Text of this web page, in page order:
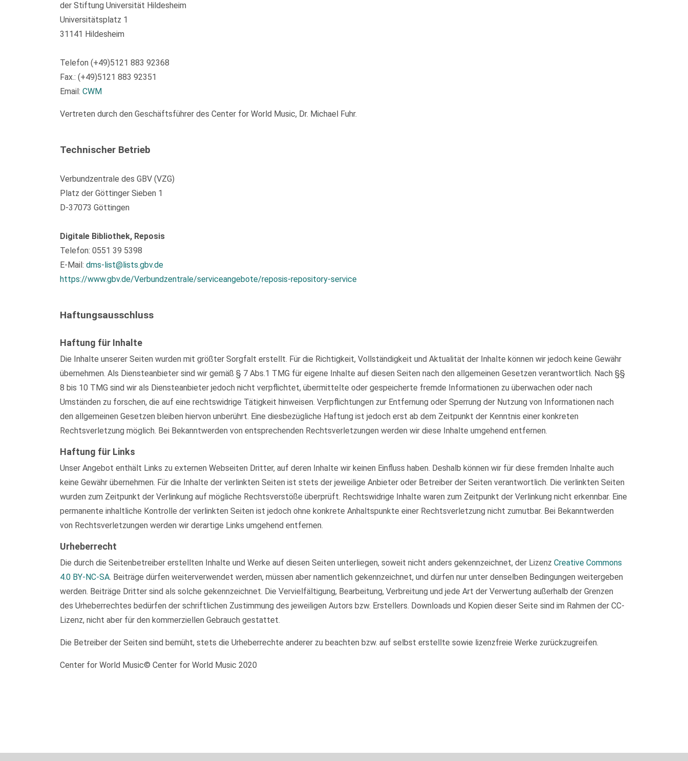
der Stiftung Universität Hildesheim
Universitätsplatz 1
31141 Hildesheim
Telefon (+49)5121 883 92368
Fax.: (+49)5121 883 92351
Email: CWM
Vertreten durch den Geschäftsführer des Center for World Music, Dr. Michael Fuhr.
Technischer Betrieb
Verbundzentrale des GBV (VZG)
Platz der Göttinger Sieben 1
D-37073 Göttingen
Digitale Bibliothek, Reposis
Telefon: 0551 39 5398
E-Mail: dms-list@lists.gbv.de
https://www.gbv.de/Verbundzentrale/serviceangebote/reposis-repository-service
Haftungsausschluss
Haftung für Inhalte
Die Inhalte unserer Seiten wurden mit größter Sorgfalt erstellt. Für die Richtigkeit, Vollständigkeit und Aktualität der Inhalte können wir jedoch keine Gewähr
übernehmen. Als Diensteanbieter sind wir gemäß § 7 Abs.1 TMG für eigene Inhalte auf diesen Seiten nach den allgemeinen Gesetzen verantwortlich. Nach §§
8 bis 10 TMG sind wir als Diensteanbieter jedoch nicht verpflichtet, übermittelte oder gespeicherte fremde Informationen zu überwachen oder nach
Umständen zu forschen, die auf eine rechtswidrige Tätigkeit hinweisen. Verpflichtungen zur Entfernung oder Sperrung der Nutzung von Informationen nach
den allgemeinen Gesetzen bleiben hiervon unberührt. Eine diesbezügliche Haftung ist jedoch erst ab dem Zeitpunkt der Kenntnis einer konkreten
Rechtsverletzung möglich. Bei Bekanntwerden von entsprechenden Rechtsverletzungen werden wir diese Inhalte umgehend entfernen.
Haftung für Links
Unser Angebot enthält Links zu externen Webseiten Dritter, auf deren Inhalte wir keinen Einfluss haben. Deshalb können wir für diese fremden Inhalte auch
keine Gewähr übernehmen. Für die Inhalte der verlinkten Seiten ist stets der jeweilige Anbieter oder Betreiber der Seiten verantwortlich. Die verlinkten Seiten
wurden zum Zeitpunkt der Verlinkung auf mögliche Rechtsverstöße überprüft. Rechtswidrige Inhalte waren zum Zeitpunkt der Verlinkung nicht erkennbar. Eine
permanente inhaltliche Kontrolle der verlinkten Seiten ist jedoch ohne konkrete Anhaltspunkte einer Rechtsverletzung nicht zumutbar. Bei Bekanntwerden
von Rechtsverletzungen werden wir derartige Links umgehend entfernen.
Urheberrecht
Die durch die Seitenbetreiber erstellten Inhalte und Werke auf diesen Seiten unterliegen, soweit nicht anders gekennzeichnet, der Lizenz Creative Commons
4.0 BY-NC-SA. Beiträge dürfen weiterverwendet werden, müssen aber namentlich gekennzeichnet, und dürfen nur unter denselben Bedingungen weitergeben
werden. Beiträge Dritter sind als solche gekennzeichnet. Die Vervielfältigung, Bearbeitung, Verbreitung und jede Art der Verwertung außerhalb der Grenzen
des Urheberrechtes bedürfen der schriftlichen Zustimmung des jeweiligen Autors bzw. Erstellers. Downloads und Kopien dieser Seite sind im Rahmen der CC-
Lizenz, nicht aber für den kommerziellen Gebrauch gestattet.
Die Betreiber der Seiten sind bemüht, stets die Urheberrechte anderer zu beachten bzw. auf selbst erstellte sowie lizenzfreie Werke zurückzugreifen.
Center for World Music© Center for World Music 2020